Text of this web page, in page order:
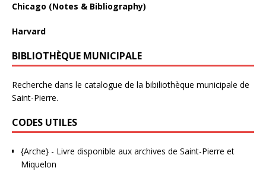
Chicago (Notes & Bibliography)
Harvard
BIBLIOTHÈQUE MUNICIPALE
Recherche dans le catalogue de la bibiliothèque municipale de
Saint-Pierre.
CODES UTILES
{Arche} - Livre disponible aux archives de Saint-Pierre et
Miquelon